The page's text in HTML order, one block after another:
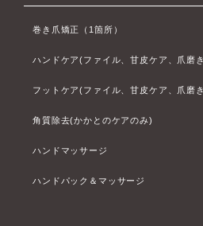
巻き爪矯正（1箇所）
ハンドケア(ファイル、甘皮ケア、爪磨
フットケア(ファイル、甘皮ケア、爪磨
角質除去(かかとのケアのみ)
ハンドマッサージ
ハンドパック＆マッサージ